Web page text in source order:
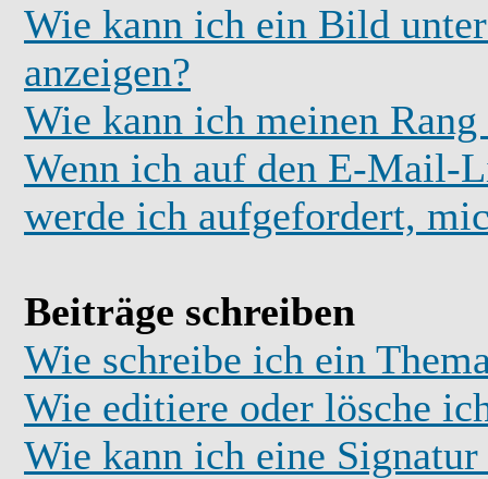
Wie kann ich ein Bild
anzeigen?
Wie kann ich meinen Rang
Wenn ich auf den E-Mail-
werde ich aufgefordert,
Beiträge schreiben
Wie schreibe ich ein
Wie editiere oder lösche
Wie kann ich eine Signatur